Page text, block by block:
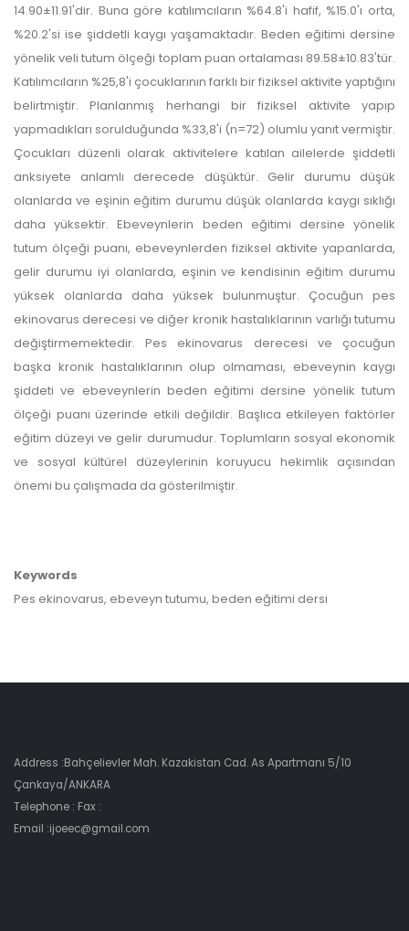
14.90±11.91'dir. Buna göre katılımcıların %64.8'i hafif, %15.0'ı orta,
%20.2'si ise şiddetli kaygı yaşamaktadır. Beden eğitimi dersine
yönelik veli tutum ölçeği toplam puan ortalaması 89.58±10.83'tür.
Katılımcıların %25,8'i çocuklarının farklı bir fiziksel aktivite yaptığını
belirtmiştir. Planlanmış herhangi bir fiziksel aktivite yapıp
yapmadıkları sorulduğunda %33,8'i (n=72) olumlu yanıt vermiştir.
Çocukları düzenli olarak aktivitelere katılan ailelerde şiddetli
anksiyete anlamlı derecede düşüktür. Gelir durumu düşük
olanlarda ve eşinin eğitim durumu düşük olanlarda kaygı sıklığı
daha yüksektir. Ebeveynlerin beden eğitimi dersine yönelik
tutum ölçeği puanı, ebeveynlerden fiziksel aktivite yapanlarda,
gelir durumu iyi olanlarda, eşinin ve kendisinin eğitim durumu
yüksek olanlarda daha yüksek bulunmuştur. Çocuğun pes
ekinovarus derecesi ve diğer kronik hastalıklarının varlığı tutumu
değiştirmemektedir. Pes ekinovarus derecesi ve çocuğun
başka kronik hastalıklarının olup olmaması, ebeveynin kaygı
şiddeti ve ebeveynlerin beden eğitimi dersine yönelik tutum
ölçeği puanı üzerinde etkili değildir. Başlıca etkileyen faktörler
eğitim düzeyi ve gelir durumudur. Toplumların sosyal ekonomik
ve sosyal kültürel düzeylerinin koruyucu hekimlik açısından
önemi bu çalışmada da gösterilmiştir.
Keywords
Pes ekinovarus, ebeveyn tutumu, beden eğitimi dersi
Address :Bahçelievler Mah. Kazakistan Cad. As Apartmanı 5/10
Çankaya/ANKARA
Telephone : Fax :
Email :ijoeec@gmail.com